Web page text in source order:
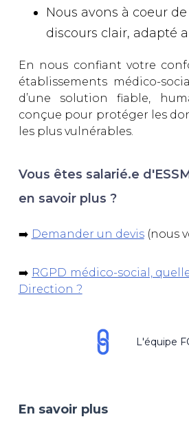
En savoir plus
Nous avons à coeur
discours clair, adapté
En nous confiant votre
établissements médico-
d’une solution fiable,
conçue pour protéger les
les plus vulnérables.
Vous êtes salarié.e
en savoir plus ?
➡️ Demander un devis(nous
➡️ RGPD médico-social,
Direction ?
L'équipe